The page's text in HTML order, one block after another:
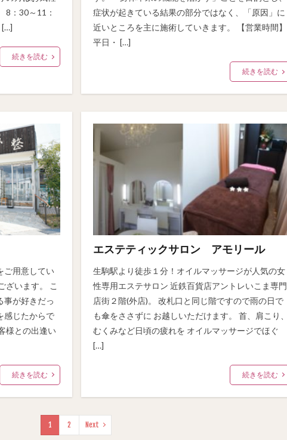
：30～11：
続きを読む
症状が起きている結果の部分ではなく、「原因」に
近いところを主に施術していきます。 【営業時間】
平日・ […]
続きを読む
ご用意してい
ざいます。 こ
事が好きだっ
感じたからで
様との出逢い
続きを読む
エステティックサロン アモリール
生駒駅より徒歩１分！オイルマッサージが人気の女
性専用エステサロン 近鉄百貨店アントレいこま専門
店街２階(外店)。 改札口と同じ階ですので雨の日で
も傘をささずに お越しいただけます。 首、肩こり、
むくみなど日頃の疲れを オイルマッサージでほぐ
[…]
続きを読む
1 2 Next